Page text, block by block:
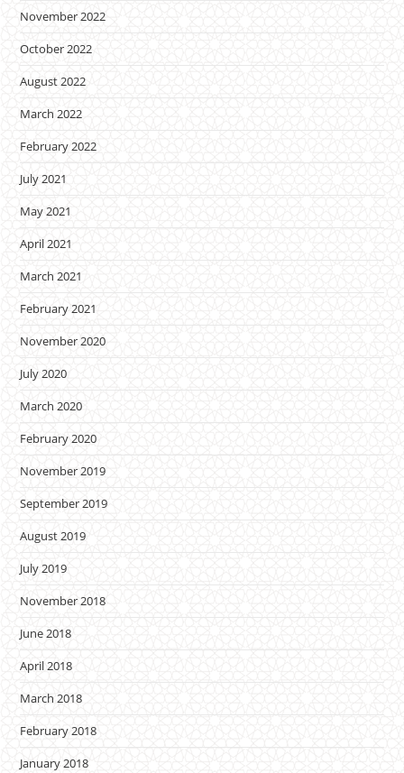
November 2022
October 2022
August 2022
March 2022
February 2022
July 2021
May 2021
April 2021
March 2021
February 2021
November 2020
July 2020
March 2020
February 2020
November 2019
September 2019
August 2019
July 2019
November 2018
June 2018
April 2018
March 2018
February 2018
January 2018